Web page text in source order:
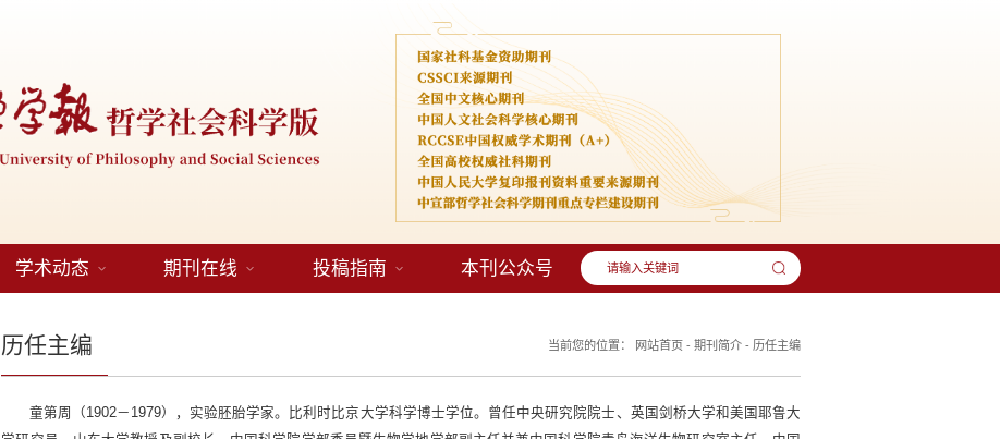
学术动态 期刊在线 投稿指南 本刊公众号
历任主编 当前您的位置： 网站首页 -期刊简介 - 历任主编
童第周（1902－1979），实验胚胎学家。比利时比京大学科学博士学位。曾任中央研究院院士、英国剑桥大学和美国耶鲁大